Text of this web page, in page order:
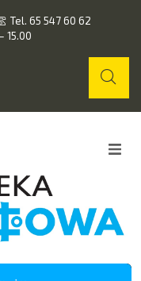
Tel. 65 547 60 62
15.00
O nas
Wydarzenia